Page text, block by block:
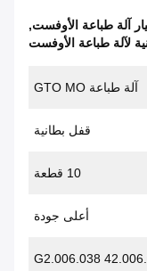
آلة طباعة الأوفست,
لآلة طباعة الأوفست
آلة طباعة GTO MO
قفل بطانية
10 قطعة
أعلى جودة
42.006.034